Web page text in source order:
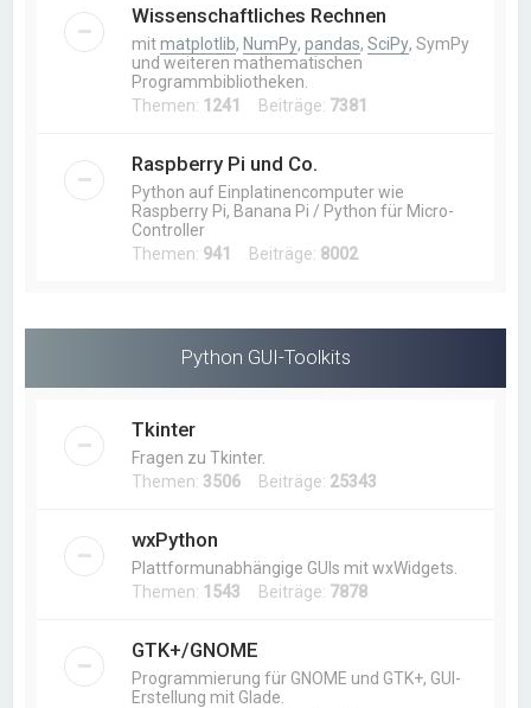
Wissenschaftliches Rechnen
mitmatplotlib, NumPy,pandas,SciPy, SymPy
und weiteren mathematischen
Programmbibliotheken.
Themen: 1241 Beiträge: 7381
Raspberry Pi und Co.
Python auf Einplatinencomputer wie
Raspberry Pi, Banana Pi / Python für Micro-
Controller
Themen: 941 Beiträge: 8002
Python GUI-Toolkits
Tkinter
Fragen zu Tkinter.
Themen: 3506 Beiträge: 25343
wxPython
Plattformunabhängige GUIs mit wxWidgets.
Themen: 1543 Beiträge: 7878
GTK+/GNOME
Programmierung für GNOME und GTK+, GUI-
Erstellung mit Glade.